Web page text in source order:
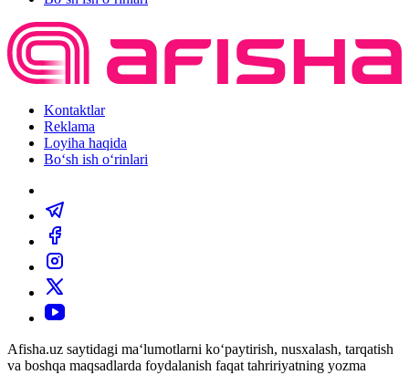
Kontaktlar
Reklama
Loyiha haqida
Bo‘sh ish o‘rinlari
Afisha.uz saytidagi ma‘lumotlarni ko‘paytirish, nusxalash, tarqatish
va boshqa maqsadlarda foydalanish faqat tahririyatning yozma